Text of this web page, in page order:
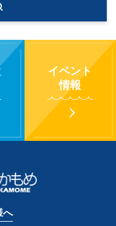
イベント
情報
へ